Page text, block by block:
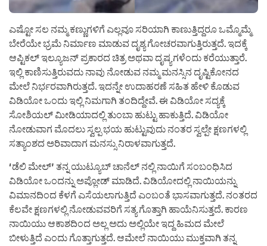
ಎಷ್ಟೋ ಸಲ ನಮ್ಮ ಕಣ್ಣುಗಳಿಗೆ ಎಲ್ಲವೂ ಸರಿಯಾಗಿ ಕಾಣುತ್ತಿದ್ದರೂ ಒಮ್ಮೊಮ್ಮೆ
ಬೇರೆಯೇ ಭ್ರಮೆ ನಿರ್ಮಾಣ ಮಾಡುವ ದೃಶ್ಯ ಗೋಚರವಾಗುತ್ತಿರುತ್ತದೆ. ಇದಕ್ಕೆ
ಆಪ್ಟಿಕಲ್ ಇಲ್ಯೂಜನ್ ಪ್ರಕಾರದ ಚಿತ್ರ ಅಥವಾ ದೃಷ್ಯಗಳೆಂದು ಕರೆಯುತ್ತಾರೆ.
ಇಲ್ಲಿ ಕಾಣಿಸುತ್ತಿರುವದು ನಾವು ನೋಡುವ ನಮ್ಮ ಮನಸ್ಸಿನ ದೃಷ್ಟಿಕೋನದ
ಮೇಲೆ ನಿರ್ಭರವಾಗಿರುತ್ತದೆ. ಇದನ್ನೇ ಉದಾಹರಣೆ ಸಹಿತ ಹೇಳಿ ಕೊಡುವ
ವಿಡಿಯೋ ಒಂದು ಇಲ್ಲಿ ನಿಮಗಾಗಿ ತಂದಿದ್ದೇವೆ. ಈ ವಿಡಿಯೋ ಸದ್ಯಕ್ಕೆ
ಸೋಶಿಯಲ್ ಮೀಡಿಯಾದಲ್ಲಿ ತುಂಬಾ ಹುಟ್ಟು ಹಾಕುತ್ತಿದೆ. ವಿಡಿಯೋ
ನೋಡುವಾಗ ಮೊದಲು ಸ್ವಲ್ಪ ಭಯ ಹುಟ್ಟುವುದು ನಂತರ ಸ್ವಲ್ಪೇ ಕ್ಷಣಗಳಲ್ಲಿ
ಸತ್ಯಾಂಶದ ಅರಿವಾದಾಗ ಮನಸ್ಸು ನಿರಾಳವಾಗುತ್ತದೆ.
‘ಡೆಲಿ ಮೇಲ್’ ತನ್ನ ಯುಟ್ಯೂಬ್ ಚಾನೆಲ್ ನಲ್ಲಿ ನಾಯಿಗೆ ಸಂಬಂಧಿಸಿದ
ವಿಡಿಯೋ ಒಂದನ್ನು ಅಪ್ಲೋಡ್ ಮಾಡಿದೆ. ವಿಡಿಯೋದಲ್ಲಿ ನಾಯಿಯನ್ನು
ವಿಮಾನದಿಂದ ಕೆಳಗೆ ಎಸೆಯಲಾಗುತ್ತಿದೆ ಎಂಬಂತೆ ಭಾಸವಾಗುತ್ತದೆ. ನಂತರದ
ಕೆಲವೇ ಕ್ಷಣಗಳಲ್ಲಿ ನೋಡುವವರಿಗೆ ಸತ್ಯ ಗೊತ್ತಾಗಿ ಹಾಯೆನಿಸುತ್ತದೆ. ಕಾರಣ
ನಾಯಿಯು ಆಕಾಶದಿಂದ ಅಲ್ಲ ಅದು ಅಲ್ಲಿಯೇ ಇದ್ದ ಹಿಮದ ಮೇಲೆ
ಬೀಳುತ್ತಿದೆ ಎಂದು ಗೊತ್ತಾಗುತ್ತದೆ. ಆಮೇಲೆ ನಾಯಿಯು ಮುಕ್ತವಾಗಿ ತನ್ನ